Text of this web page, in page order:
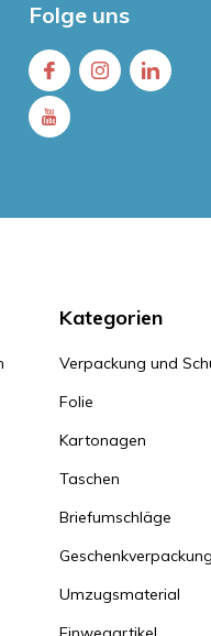
Folge uns
Kategorien
Verpackung und
Folie
Kartonagen
Taschen
Briefumschläge
Umzugsmaterial